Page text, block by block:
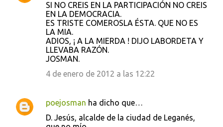
SI NO CREIS EN LA PARTICIPACIÓN NO CREIS
EN LA DEMOCRACIA.
ES TRISTE COMEROSLA ÉSTA. QUE NO ES
LA MIA.
ADIOS, ¡ A LA MIERDA ! DIJO LABORDETA Y
LLEVABA RAZÓN.
JOSMAN.
4 de enero de 2012 a las 12:22
poejosman ha dicho que…
D. Jesús, alcalde de la ciudad de Leganés,